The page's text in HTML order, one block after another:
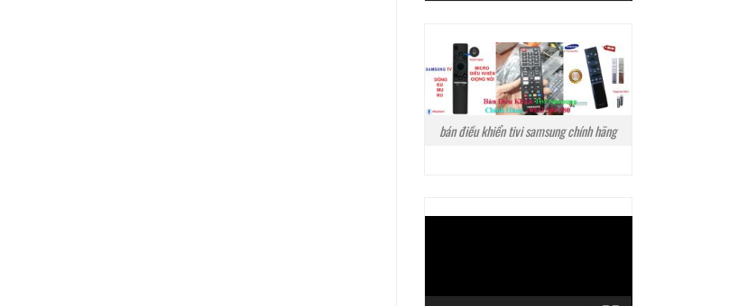
bán điều khiển tivi samsung chính hãng